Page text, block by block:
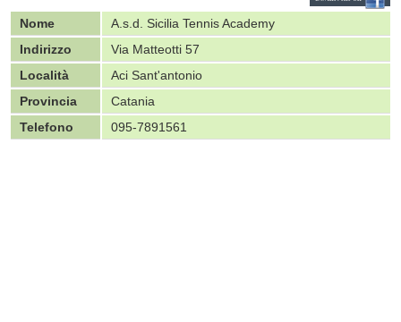
Nome
A.s.d. Sicilia Tennis Academy
Indirizzo
Via Matteotti 57
Località
Aci Sant'antonio
Provincia
Catania
Telefono
095-7891561